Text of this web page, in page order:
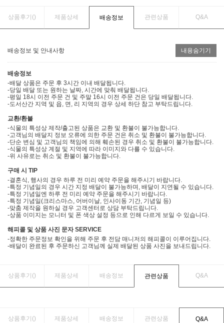
상품후기() 제품상세 배송정보 관련상품 Q&A
배송정보 및 안내사항 내용숨기기
배송정보
-배달 상품은 주문 후 3시간 이내 배달됩니다.
-당일 배달 또는 원하는 날짜, 시간에 맞춰 배달됩니다.
-평일 18시 이전 주문 건 및 주말 16시 이전 주문 건은 당일 배달됩니다.
-도서산간 지역 및 읍, 면, 리 지역의 경우 상세 하단 참고 부탁드립니다.
교환/환불
-식물의 특성상 제작/출고된 상품은 교환 및 환불이 불가능합니다.
-고객님의 배달지 정보 오류에 의한 주문 건은 취소 및 환불이 불가능합니다.
-단순 변심 및 고객님의 책임에 의해 훼손된 경우 취소 및 환불이 불가능합니다.
-식물의 특성상 계절 및 지역에 따라 이미지와 다를 수 있습니다.
-위 사유로는 취소 및 환불이 불가능합니다.
구매 시 TIP
-결혼식, 행사의 경우 하루 전 미리 예약 주문을 해주시기 바랍니다.
-특정 기념일의 경우 시간 지정 배달이 불가능하며, 배달이 지연될 수 있습니다.
-특정 기념일엔 하루 전 미리 예약 주문을 해주시기 바랍니다.
-특정 기념일(크리스마스, 어버이날, 인사이동 기간, 기념일 등)
-맞춤 제작을 원하실 경우 고객센터로 상담 부탁드립니다.
-상품 이미지는 모니터 및 폰 색상 설정 등으로 인해 다르게 보일 수 있습니다.
해피콜 및 상품 사진 문자 SERVICE
-정확한 주문정보 확인을 위해 주문 후 전담 매니저의 해피콜이 이루어집니다.
-배달이 완료된 후 주문하신 고객님께 실제 배달된 상품 사진을 보내드립니다.
상품후기() 제품상세 배송정보 관련상품 Q&A
상품후기() 제품상세 배송정보 관련상품 Q&A